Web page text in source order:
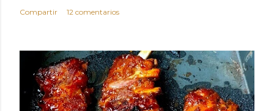
Compartir 12 comentarios